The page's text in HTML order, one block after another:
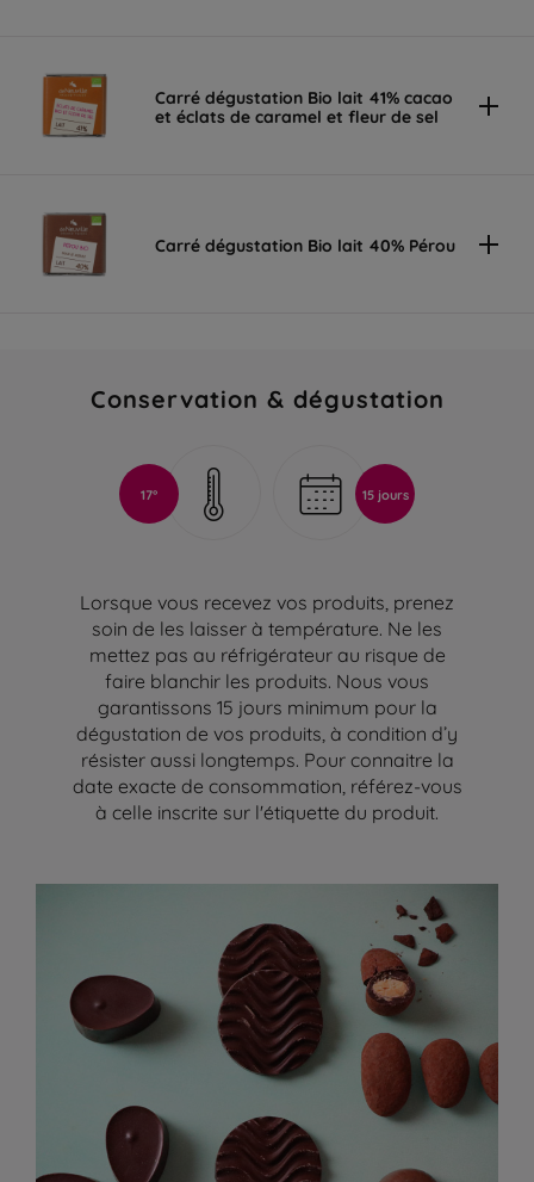
Carré dégustation Bio lait 41% cacao
et éclats de caramel et fleur de sel
Carré dégustation Bio lait 40% Pérou
Conservation & dégustation
17° 15 jours
Lorsque vous recevez vos produits, prenez
soin de les laisser à température. Ne les
mettez pas au réfrigérateur au risque de
faire blanchir les produits. Nous vous
garantissons 15 jours minimum pour la
dégustation de vos produits, à condition d’y
résister aussi longtemps. Pour connaitre la
date exacte de consommation, référez-vous
à celle inscrite sur l'étiquette du produit.